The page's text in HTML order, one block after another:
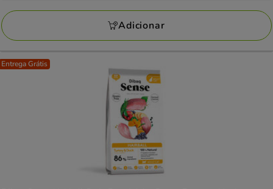
44.69€
Adicionar
Entrega Grátis